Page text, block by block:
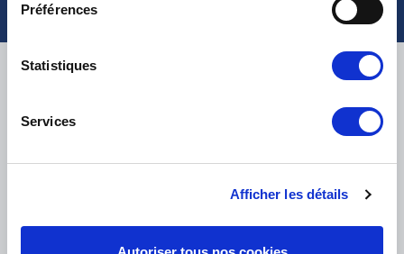
Préférences
Statistiques
Services
Afficher les détails
PETITS COLIS :COLISSIMO, TNT RELAIS, DPD-GROS COLIS :TNT, GÉODIS, FRANCE EXPRESS, DPD